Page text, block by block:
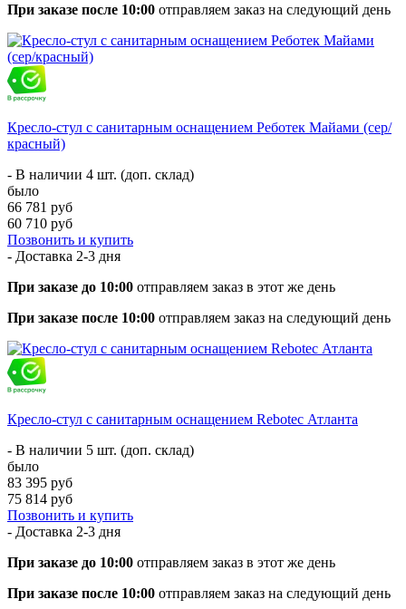
При заказе после 10:00 отправляем заказ на следующий день
Кресло-стул с санитарным оснащением Реботек Майами (сер/
красный)
- В наличии 4 шт. (доп. склад)
было
66 781 руб
60 710 руб
Позвонить и купить
- Доставка 2-3 дня
При заказе до 10:00 отправляем заказ в этот же день
При заказе после 10:00 отправляем заказ на следующий день
Кресло-стул с санитарным оснащением Rebotec Атланта
- В наличии 5 шт. (доп. склад)
было
83 395 руб
75 814 руб
Позвонить и купить
- Доставка 2-3 дня
При заказе до 10:00 отправляем заказ в этот же день
При заказе после 10:00 отправляем заказ на следующий день